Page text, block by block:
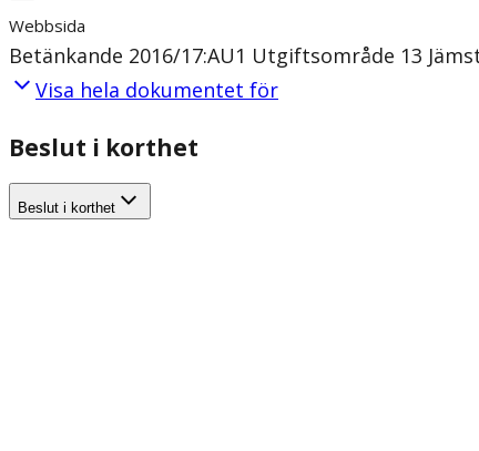
Webbsida
Betänkande 2016/17:AU1 Utgiftsområde 13
Visa hela dokumentet för
Beslut i korthet
Beslut i korthet